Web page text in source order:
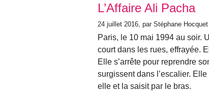
L’Affaire Ali Pacha
24 juillet 2016 , par Stéphane Hocquet
Paris, le 10 mai 1994 au soir.
court dans les rues, effrayée.
Elle s’arrête pour reprendre
surgissent dans l’escalier.
elle et la saisit par le bras.